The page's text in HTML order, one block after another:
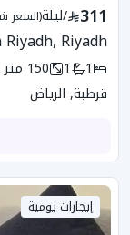
311
/ليلة(السعر
Riyadh
1
1
150
قرطبة, الرياض
إيجارات يومية